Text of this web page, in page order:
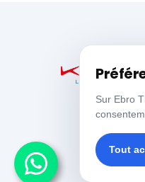
Sur Ebro
Tout